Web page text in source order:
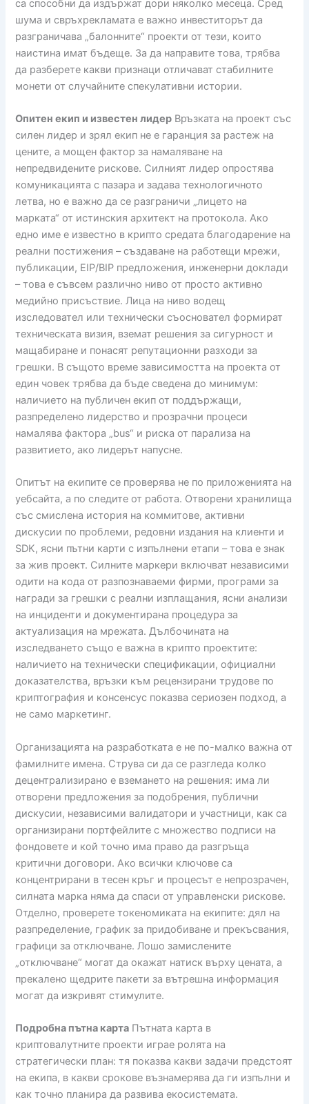
са способни да издържат дори няколко месеца. Сред
шума и свръхрекламата е важно инвеститорът да
разграничава „балонните“ проекти от тези, които
наистина имат бъдеще. За да направите това, трябва
да разберете какви признаци отличават стабилните
монети от случайните спекулативни истории.
Опитен екип и известен лидер Връзката на проект със
силен лидер и зрял екип не е гаранция за растеж на
цените, а мощен фактор за намаляване на
непредвидените рискове. Силният лидер опростява
комуникацията с пазара и задава технологичното
летва, но е важно да се разграничи „лицето на
марката“ от истинския архитект на протокола. Ако
едно име е известно в крипто средата благодарение на
реални постижения – създаване на работещи мрежи,
публикации, EIP/BIP предложения, инженерни доклади
– това е съвсем различно ниво от просто активно
медийно присъствие. Лица на ниво водещ
изследовател или технически съосновател формират
техническата визия, вземат решения за сигурност и
мащабиране и понасят репутационни разходи за
грешки. В същото време зависимостта на проекта от
един човек трябва да бъде сведена до минимум:
наличието на публичен екип от поддържащи,
разпределено лидерство и прозрачни процеси
намалява фактора „bus“ и риска от парализа на
развитието, ако лидерът напусне.
Опитът на екипите се проверява не по приложенията на
уебсайта, а по следите от работа. Отворени хранилища
със смислена история на коммитове, активни
дискусии по проблеми, редовни издания на клиенти и
SDK, ясни пътни карти с изпълнени етапи – това е знак
за жив проект. Силните маркери включват независими
одити на кода от разпознаваеми фирми, програми за
награди за грешки с реални изплащания, ясни анализи
на инциденти и документирана процедура за
актуализация на мрежата. Дълбочината на
изследването също е важна в крипто проектите:
наличието на технически спецификации, официални
доказателства, връзки към рецензирани трудове по
криптография и консенсус показва сериозен подход, а
не само маркетинг.
Организацията на разработката е не по-малко важна от
фамилните имена. Струва си да се разгледа колко
децентрализирано е вземането на решения: има ли
отворени предложения за подобрения, публични
дискусии, независими валидатори и участници, как са
организирани портфейлите с множество подписи на
фондовете и кой точно има право да разгръща
критични договори. Ако всички ключове са
концентрирани в тесен кръг и процесът е непрозрачен,
силната марка няма да спаси от управленски рискове.
Отделно, проверете токеномиката на екипите: дял на
разпределение, график за придобиване и прекъсвания,
графици за отключване. Лошо замислените
„отключване“ могат да окажат натиск върху цената, а
прекалено щедрите пакети за вътрешна информация
могат да изкривят стимулите.
Подробна пътна карта Пътната карта в
криптовалутните проекти играе ролята на
стратегически план: тя показва какви задачи предстоят
на екипа, в какви срокове възнамерява да ги изпълни и
как точно планира да развива екосистемата.